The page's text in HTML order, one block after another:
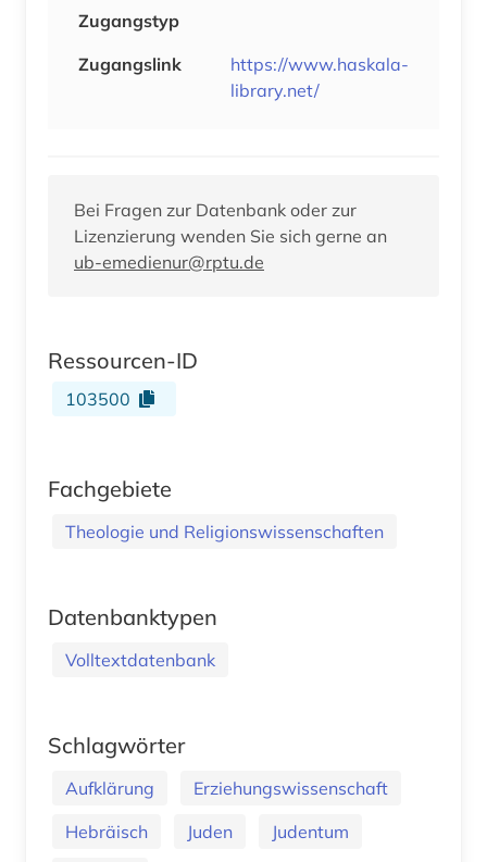
Zugangstyp
Zugangslink
https://www.haskala-
library.net/
Bei Fragen zur Datenbank oder zur
Lizenzierung wenden Sie sich gerne an
ub-emedienur@rptu.de
Ressourcen-ID
103500
Fachgebiete
Theologie und Religionswissenschaften
Datenbanktypen
Volltextdatenbank
Schlagwörter
Aufklärung
Erziehungswissenschaft
Hebräisch
Juden
Judentum